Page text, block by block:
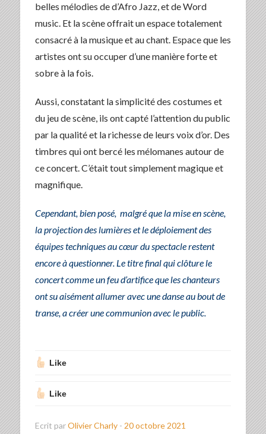
belles mélodies de d’Afro Jazz, et de Word
music. Et la scène offrait un espace totalement
consacré à la musique et au chant. Espace que les
artistes ont su occuper d’une manière forte et
sobre à la fois.
Aussi, constatant la simplicité des costumes et
du jeu de scène, ils ont capté l’attention du public
par la qualité et la richesse de leurs voix d’or. Des
timbres qui ont bercé les mélomanes autour de
ce concert. C’était tout simplement magique et
magnifique.
Cependant, bien posé, malgré que la mise en scène,
la projection des lumières et le déploiement des
équipes techniques au cœur du spectacle restent
encore à questionner. Le titre final qui clôture le
concert comme un feu d’artifice que les chanteurs
ont su aisément allumer avec une danse au bout de
transe, a créer une communion avec le public.
Like
Like
Ecrit parOlivier Charly - 20 octobre 2021